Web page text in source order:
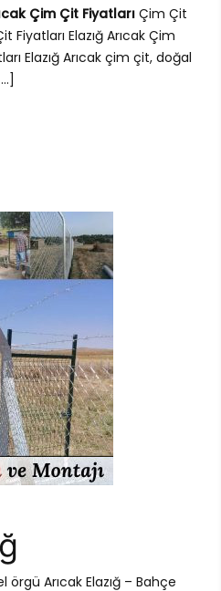
Çim Çit Fiyatları Çim Çit
Fiyatları Elazığ Arıcak Çim
Elazığ Arıcak çim çit, doğal
örgü Arıcak Elazığ – Bahçe